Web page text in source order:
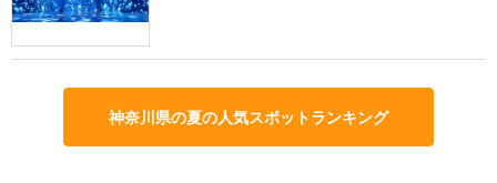
神奈川県の夏の人気スポットランキング